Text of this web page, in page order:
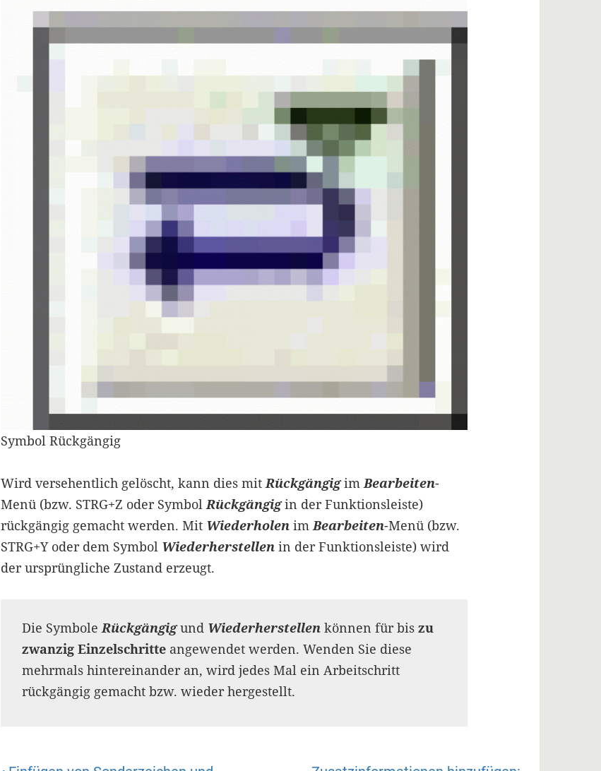
Symbol Rückgängig
Wird versehentlich gelöscht, kann dies mitRückgängigimBearbeiten-
Menü (bzw. STRG+Z oder SymbolRückgängigin der Funktionsleiste)
rückgängig gemacht werden. Mit Wiederholen imBearbeiten-Menü (bzw.
STRG+Y oder dem Symbol Wiederherstellenin der Funktionsleiste) wird
der ursprüngliche Zustand erzeugt.
Die SymboleRückgängigund Wiederherstellenkönnen für bis zu
zwanzig Einzelschritteangewendet werden. Wenden Sie diese
mehrmals hintereinander an, wird jedes Mal ein Arbeitschritt
rückgängig gemacht bzw. wieder hergestellt.